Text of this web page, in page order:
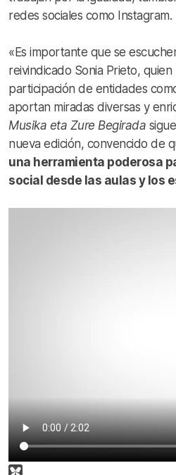
redes sociales como Instagram.
«Es importante que se
reivindicado Sonia Prieto,
participación de entidades
aportan miradas diversas y
Musika eta Zure Begirada
nueva edición, convencido de
una herramienta poderosa
social desde las aulas y los